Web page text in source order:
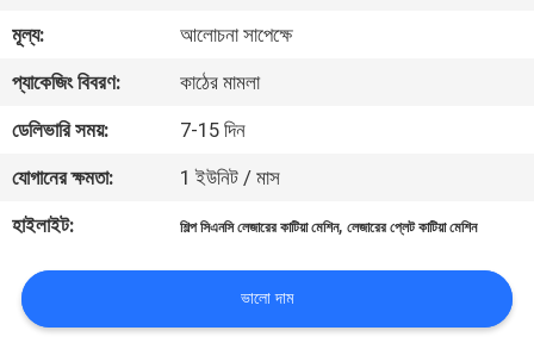
ভ্রমণ
মান
নিয়ন্ত্রণ
যোগাযোগ
করুন
মূল্য:
আলোচনা সাপেক্ষে
প্যাকেজিং বিবরণ:
কাঠের মামলা
ডেলিভারি সময়:
7-15 দিন
যোগানের ক্ষমতা:
1 ইউনিট / মাস
হাইলাইট:
শিল্প সিএনসি লেজারের কাটিয়া মেশিন,লেজারের প্লেট কাটিয়া মেশিন
ভালো দাম